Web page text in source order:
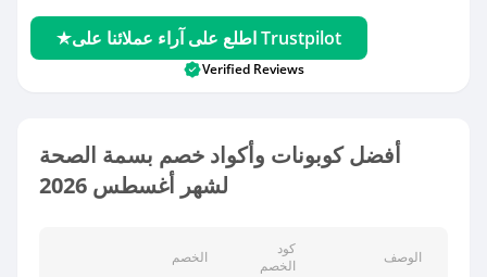
اطلع على آراء عملائنا على Trustpilot
Verified Reviews
أفضل كوبونات وأكواد خصم بسمة الصحة
لشهر أغسطس 2026
الخصم
كود
الخصم
الوصف